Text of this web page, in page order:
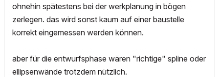
ohnehin spätestens bei der werkplanung in bögen
zerlegen. das wird sonst kaum auf einer baustelle
korrekt eingemessen werden können.
aber für die entwurfsphase wären "richtige" spline oder
ellipsenwände trotzdem nützlich.